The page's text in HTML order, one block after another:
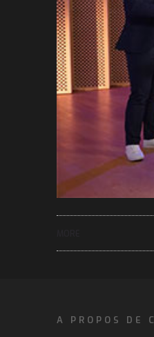
A PROPOS DE